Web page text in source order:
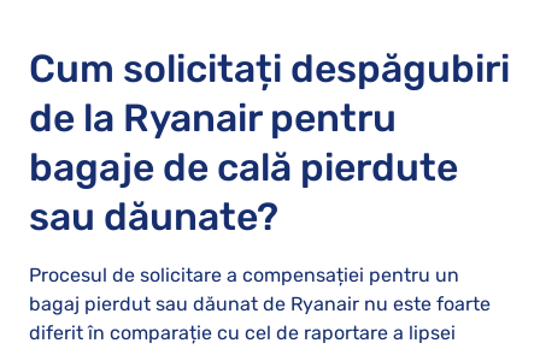
Cum solicitați despăgubiri
de la Ryanair pentru
bagaje de cală pierdute
sau dăunate?
Procesul de solicitare a compensației pentru un
bagaj pierdut sau dăunat de Ryanair nu este foarte
diferit în comparație cu cel de raportare a lipsei